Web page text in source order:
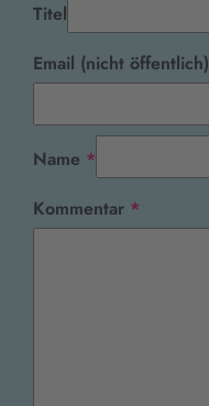
Titel
Email (nicht öffentlich)
Name *
Kommentar *